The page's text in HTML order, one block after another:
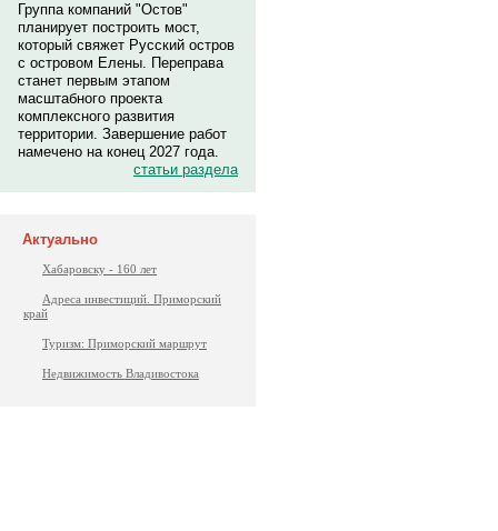
Группа компаний "Остов"
планирует построить мост,
который свяжет Русский остров
с островом Елены. Переправа
станет первым этапом
масштабного проекта
комплексного развития
территории. Завершение работ
намечено на конец 2027 года.
статьи раздела
Актуально
Хабаровску - 160 лет
Адреса инвестиций. Приморский
край
Туризм: Приморский маршрут
Недвижимость Владивостока